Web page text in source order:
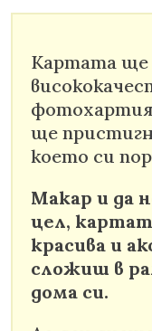
Картата ще
ще
което си
Макар и да
цел,
красива и
сложиш в
дома си.